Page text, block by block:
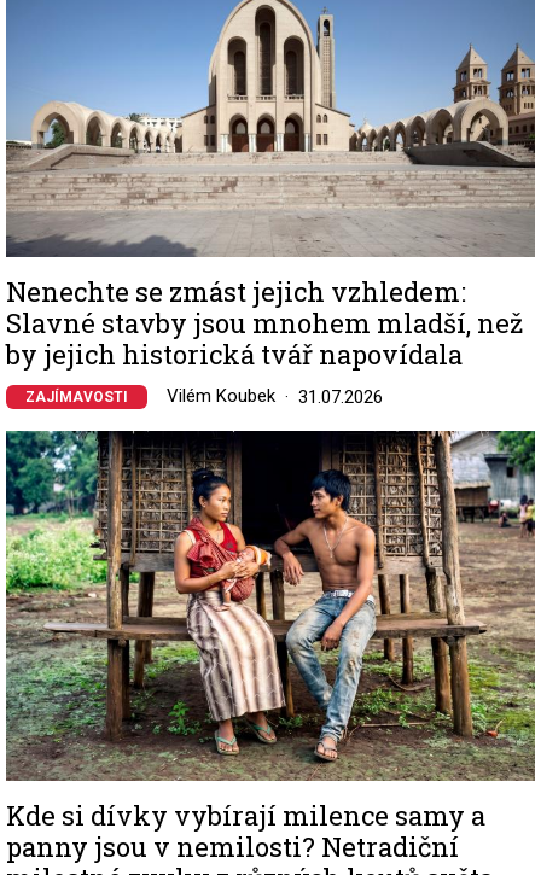
Nenechte se zmást jejich vzhledem:
Slavné stavby jsou mnohem mladší, než
by jejich historická tvář napovídala
ZAJÍMAVOSTI Vilém Koubek 31.07.2026
Image
Kde si dívky vybírají milence samy a
panny jsou v nemilosti? Netradiční